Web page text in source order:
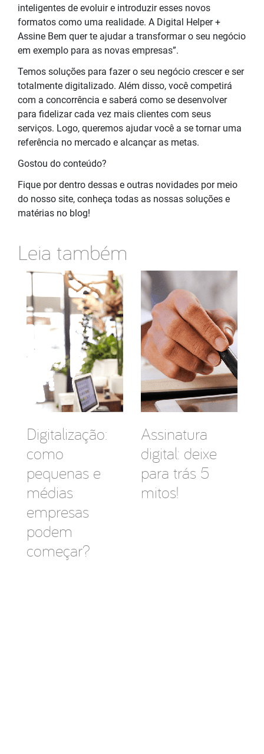
inteligentes de evoluir e introduzir esses novos
formatos como uma realidade. A Digital Helper +
Assine Bem quer te ajudar a transformar o seu negócio
em exemplo para as novas empresas”.
Temos soluções para fazer o seu negócio crescer e ser
totalmente digitalizado. Além disso, você competirá
com a concorrência e saberá como se desenvolver
para fidelizar cada vez mais clientes com seus
serviços. Logo, queremos ajudar você a se tornar uma
referência no mercado e alcançar as metas.
Gostou do conteúdo?
Fique por dentro dessas e outras novidades por meio
do nosso site, conheça todas as nossas soluções e
matérias no blog!
Leia também
Digitalização:
como
pequenas e
médias
empresas
podem
começar?
Assinatura
digital: deixe
para trás 5
mitos!